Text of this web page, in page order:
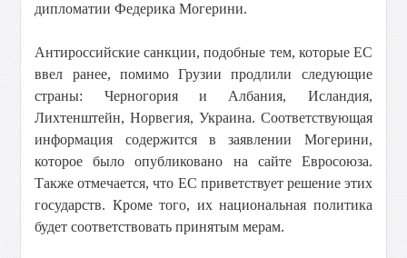
дипломатии Федерика Могерини.
Антироссийские санкции, подобные тем, которые ЕС
ввел ранее, помимо Грузии продлили следующие
страны: Черногория и Албания, Исландия,
Лихтенштейн, Норвегия, Украина. Соответствующая
информация содержится в заявлении Могерини,
которое было опубликовано на сайте Евросоюза.
Также отмечается, что ЕС приветствует решение этих
государств. Кроме того, их национальная политика
будет соответствовать принятым мерам.